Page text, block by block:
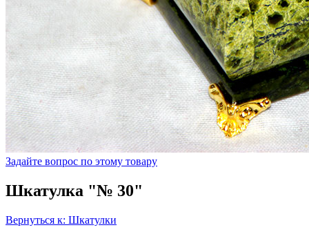
Задайте вопрос по этому товару
Шкатулка "№ 30"
Вернуться к: Шкатулки